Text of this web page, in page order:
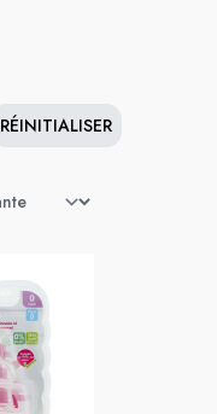
RÉINITIALISER